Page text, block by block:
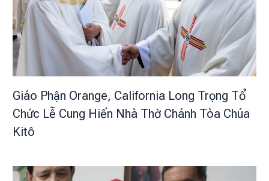
Giáo Phận Orange, California Long Trọng Tổ
Chức Lễ Cung Hiến Nhà Thờ Chánh Tòa Chúa
Kitô